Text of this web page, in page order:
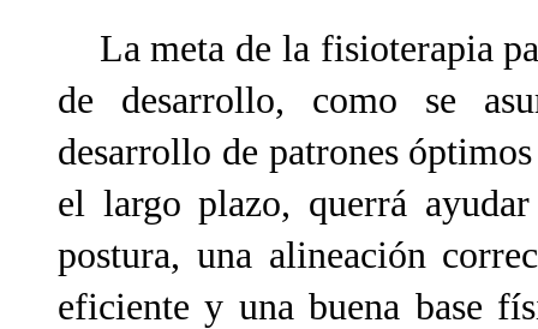
La meta de la fisioterapia
de desarrollo, como se
desarrollo de patrones
el largo plazo, querrá
postura, una alineación
eficiente y una buena base